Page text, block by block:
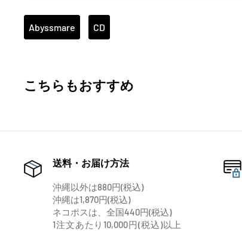
ブシロードによる「DJ」をテーマにしたメデ
「D4DJ」に登場する、海外から突如日本DJ界
エモーショナルなバラード曲である表題の「
Abyssmareの新たな一面を感じる1枚となって
Blu-ray付生産限定盤には、2023年4月16日(日
ユニット初のライブ、UniChØrd×Abyssmare
を収録！
圧倒的なパフォーマンスに注目して欲しい。
Abyssmare CD
こちらもおすすめ
送料・お届け方法
沖縄以外は880円(税込)
沖縄は1,870円(税込)
ネコポスは、全国440円(税込)
1注文あたり10,000円(税込)以上